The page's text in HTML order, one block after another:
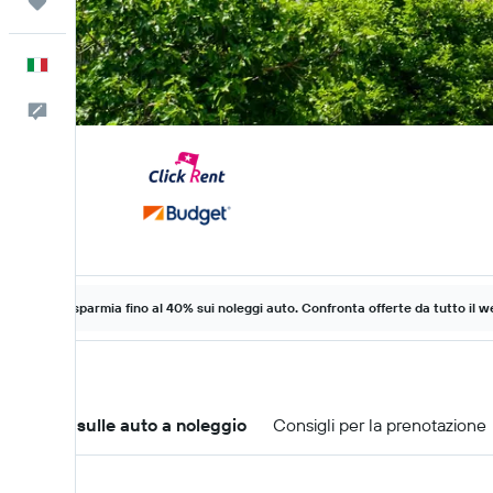
Italiano
Commenti
Risparmia fino al 40% sui noleggi auto. Confronta offerte da tutto il
Offerte sulle auto a noleggio Consigli per la prenotazione